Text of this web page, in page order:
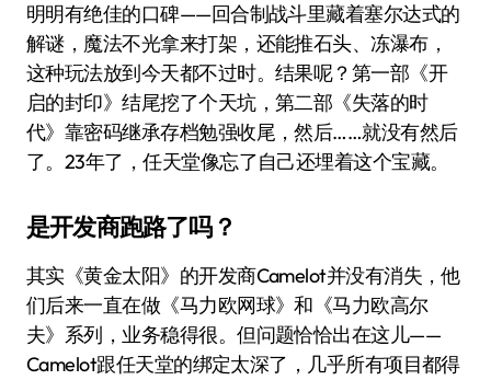
明明有绝佳的口碑——回合制战斗里藏着塞尔达式的
解谜，魔法不光拿来打架，还能推石头、冻瀑布，
这种玩法放到今天都不过时。结果呢？第一部《开
启的封印》结尾挖了个天坑，第二部《失落的时
代》靠密码继承存档勉强收尾，然后……就没有然后
了。23年了，任天堂像忘了自己还埋着这个宝藏。
是开发商跑路了吗？
其实《黄金太阳》的开发商Camelot并没有消失，他
们后来一直在做《马力欧网球》和《马力欧高尔
夫》系列，业务稳得很。但问题恰恰出在这儿——
Camelot跟任天堂的绑定太深了，几乎所有项目都得